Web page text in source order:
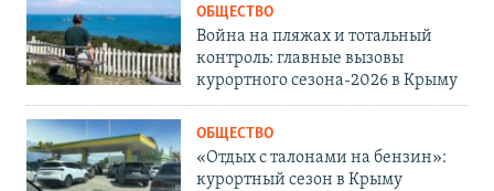
ОБЩЕСТВО
Война на пляжах и тотальный
контроль: главные вызовы
курортного сезона-2026 в Крыму
ОБЩЕСТВО
«Отдых с талонами на бензин»:
курортный сезон в Крыму